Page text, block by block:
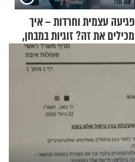
פגיעה עצמית וחרדות – איך
מכילים את זה? זוגיות במבחן,
הפעם עם יהודית ואלתר כהן